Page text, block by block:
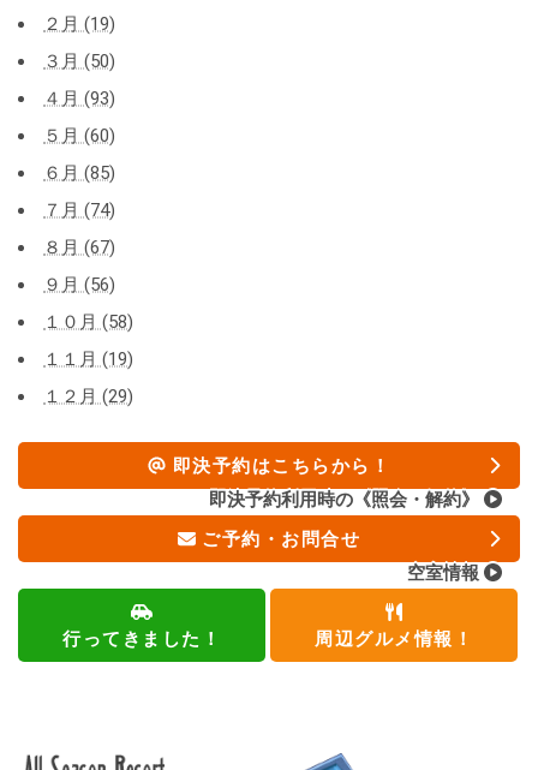
２月 (19)
３月 (50)
４月 (93)
５月 (60)
６月 (85)
７月 (74)
８月 (67)
９月 (56)
１０月 (58)
１１月 (19)
１２月 (29)
即決予約はこちらから！
即決予約利用時の《照会・解約》
ご予約・お問合せ
空室情報
行ってきました！ 周辺グルメ情報！